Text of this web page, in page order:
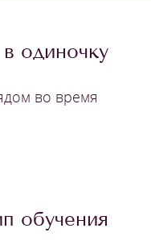
одиночку
во время
обучения